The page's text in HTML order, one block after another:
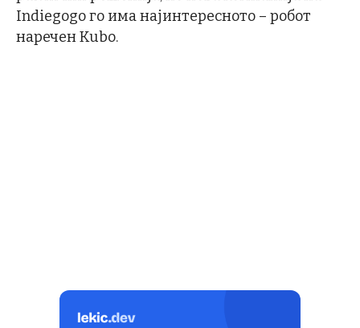
Indiegogo го има најинтересното – робот
наречен Kubo.